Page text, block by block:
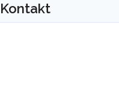
Kontakt